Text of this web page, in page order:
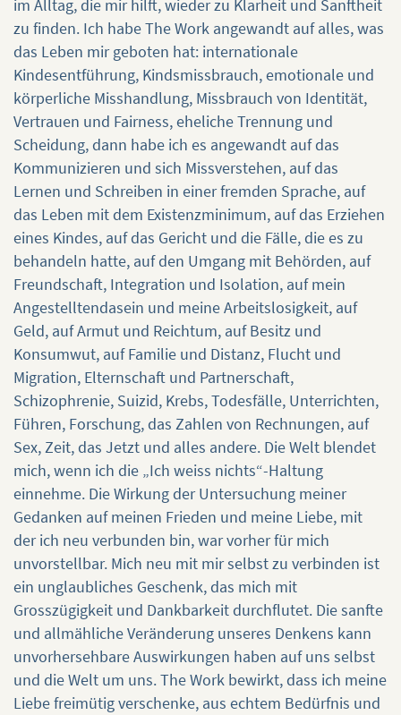
im Alltag, die mir hilft, wieder zu Klarheit und Sanftheit
zu finden. Ich habe The Work angewandt auf alles, was
das Leben mir geboten hat: internationale
Kindesentführung, Kindsmissbrauch, emotionale und
körperliche Misshandlung, Missbrauch von Identität,
Vertrauen und Fairness, eheliche Trennung und
Scheidung, dann habe ich es angewandt auf das
Kommunizieren und sich Missverstehen, auf das
Lernen und Schreiben in einer fremden Sprache, auf
das Leben mit dem Existenzminimum, auf das Erziehen
eines Kindes, auf das Gericht und die Fälle, die es zu
behandeln hatte, auf den Umgang mit Behörden, auf
Freundschaft, Integration und Isolation, auf mein
Angestelltendasein und meine Arbeitslosigkeit, auf
Geld, auf Armut und Reichtum, auf Besitz und
Konsumwut, auf Familie und Distanz, Flucht und
Migration, Elternschaft und Partnerschaft,
Schizophrenie, Suizid, Krebs, Todesfälle, Unterrichten,
Führen, Forschung, das Zahlen von Rechnungen, auf
Sex, Zeit, das Jetzt und alles andere. Die Welt blendet
mich, wenn ich die „Ich weiss nichts“-Haltung
einnehme. Die Wirkung der Untersuchung meiner
Gedanken auf meinen Frieden und meine Liebe, mit
der ich neu verbunden bin, war vorher für mich
unvorstellbar. Mich neu mit mir selbst zu verbinden ist
ein unglaubliches Geschenk, das mich mit
Grosszügigkeit und Dankbarkeit durchflutet. Die sanfte
und allmähliche Veränderung unseres Denkens kann
unvorhersehbare Auswirkungen haben auf uns selbst
und die Welt um uns. The Work bewirkt, dass ich meine
Liebe freimütig verschenke, aus echtem Bedürfnis und